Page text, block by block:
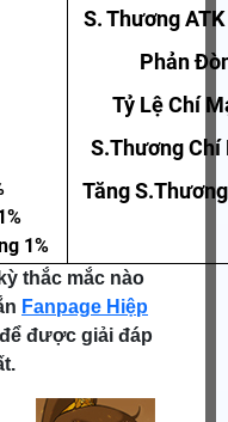
1%
S. Thương
Phản
Tỷ Lệ Chí
S.Thương Chí
Tăng
thắc mắc nào
Fanpage Hiệp
để được giải đáp